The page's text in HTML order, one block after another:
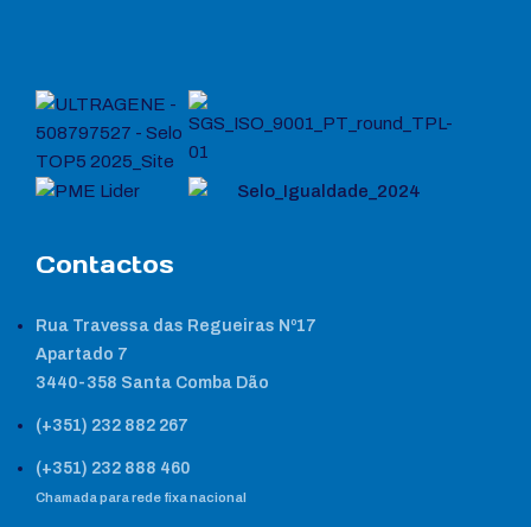
Contactos
Rua Travessa das Regueiras Nº17
Apartado 7
3440-358 Santa Comba Dão
(+351) 232 882 267
(+351) 232 888 460
Chamada para rede fixa nacional